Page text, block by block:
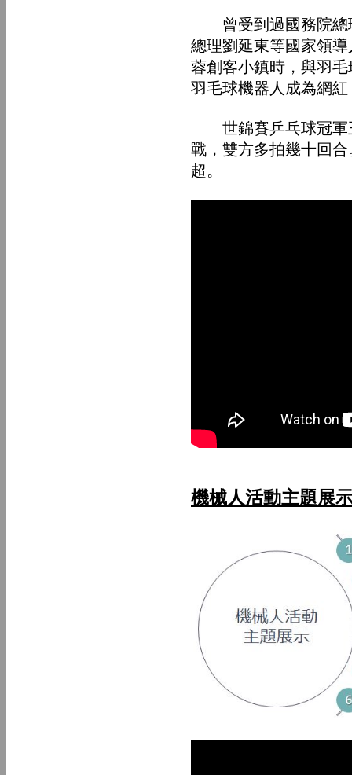
曾受到過國務院總
總理劉延東等國家領
蓉創客小鎮時，與羽
羽毛球機器人成為網
世錦賽乒乓球冠軍
戰，雙方多拍幾十回
超。
機械人活動主題展